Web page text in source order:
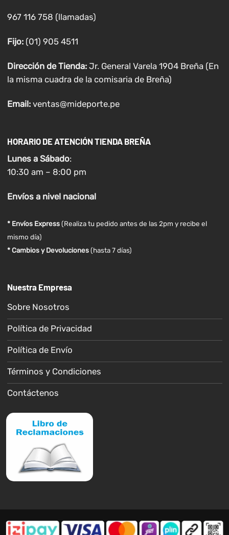
967 116 758 (llamadas)
Fijo:(01) 905 4511
Dirección de Tienda: Jr. General Varela 1904 Breña (En
la misma cuadra de la comisaria de Breña)
Email: ventas@mideporte.pe
HORARIO DE ATENCIÓN TIENDA BREÑA
Lunes a Sábado:
10:30 am – 8:00 pm
Envíosa nivel nacional
* Envíos Express(Realiza tu pedido antes de las 2pm y recibe el
mismo día)
* Cambios y Devoluciones (hasta 7 días)
Nuestra Empresa
Sobre Nosotros
Política de Privacidad
Política de Envío
Términos y Condiciones
Contáctenos